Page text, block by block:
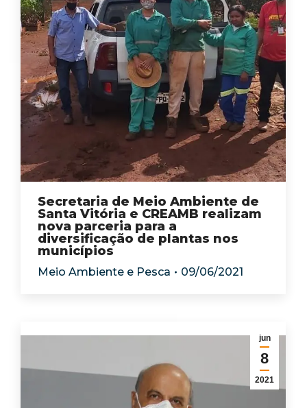
Secretaria de Meio Ambiente de
Santa Vitória e CREAMB realizam
nova parceria para a
diversificação de plantas nos
municípios
Meio Ambiente e Pesca 09/06/2021
jun
8
2021